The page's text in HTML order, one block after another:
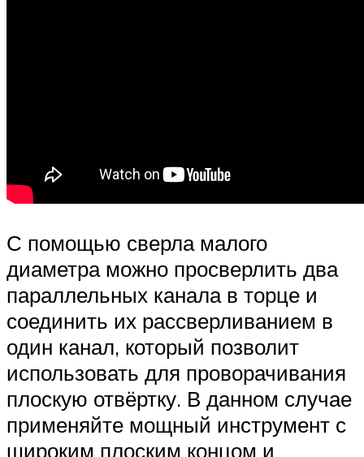
С помощью сверла малого
диаметра можно просверлить два
параллельных канала в торце и
соединить их рассверливанием в
один канал, который позволит
использовать для проворачивания
плоскую отвёртку. В данном случае
применяйте мощный инструмент с
широким плоским концом и